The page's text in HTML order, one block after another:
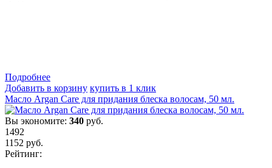
Подробнеe
Добавить в корзину купить в 1 клик
Масло Argan Care для придания блеска волосам, 50 мл.
Вы экономите: 340 руб.
1492
1152 руб.
Рейтинг: